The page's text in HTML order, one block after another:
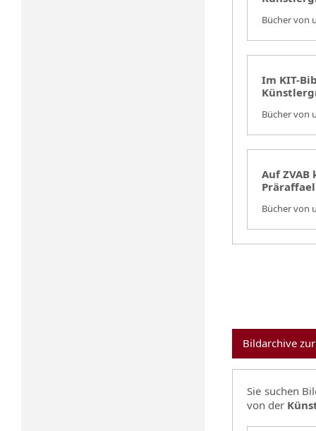
Bücher von
Im KIT-
Bücher von
Auf
Bücher von
Bildarchive
Sie suchen
von der